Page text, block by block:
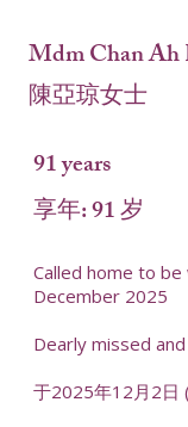
Mdm Chan Ah
陳亞琼女士
91 years
享年: 91 岁
Called home to
December 2025
Dearly missed
于2025年12月2日